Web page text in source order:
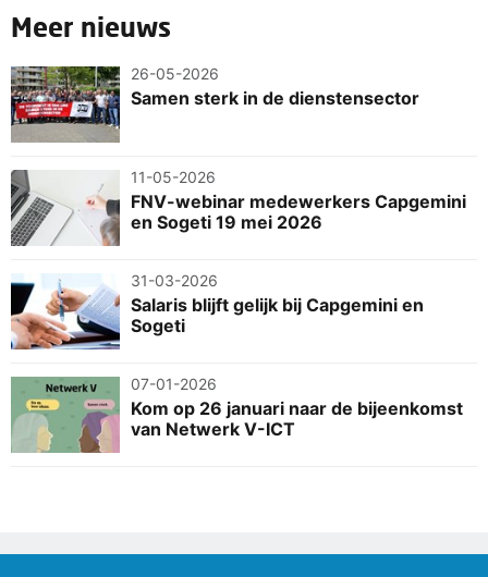
Meer nieuws
26-05-2026
Samen sterk in de dienstensector
11-05-2026
FNV-webinar medewerkers Capgemini
en Sogeti 19 mei 2026
31-03-2026
Salaris blijft gelijk bij Capgemini en
Sogeti
07-01-2026
Kom op 26 januari naar de bijeenkomst
van Netwerk V-ICT